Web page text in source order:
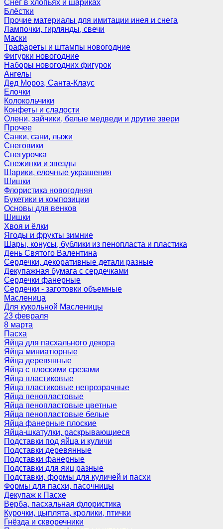
Снег в хлопьях и шариках
Блёстки
Прочие материалы для имитации инея и снега
Лампочки, гирлянды, свечи
Маски
Трафареты и штампы новогодние
Фигурки новогодние
Наборы новогодних фигурок
Ангелы
Дед Мороз, Санта-Клаус
Елочки
Колокольчики
Конфеты и сладости
Олени, зайчики, белые медведи и другие звери
Прочее
Санки, сани, лыжи
Снеговики
Снегурочка
Снежинки и звезды
Шарики, елочные украшения
Шишки
Флористика новогодняя
Букетики и композиции
Основы для венков
Шишки
Хвоя и ёлки
Ягоды и фрукты зимние
Шары, конусы, бублики из пенопласта и пластика
День Святого Валентина
Сердечки, декоративные детали разные
Декупажная бумага с сердечками
Сердечки фанерные
Сердечки - заготовки объемные
Масленица
Для кукольной Масленицы
23 февраля
8 марта
Пасха
Яйца для пасхального декора
Яйца миниатюрные
Яйца деревянные
Яйца с плоскими срезами
Яйца пластиковые
Яйца пластиковые непрозрачные
Яйца пенопластовые
Яйца пенопластовые цветные
Яйца пенопластовые белые
Яйца фанерные плоские
Яйца-шкатулки, раскрывающиеся
Подставки под яйца и куличи
Подставки деревянные
Подставки фанерные
Подставки для яиц разные
Подставки, формы для куличей и пасхи
Формы для пасхи, пасочницы
Декупаж к Пасхе
Верба, пасхальная флористика
Курочки, цыплята, кролики, птички
Гнёзда и скворечники